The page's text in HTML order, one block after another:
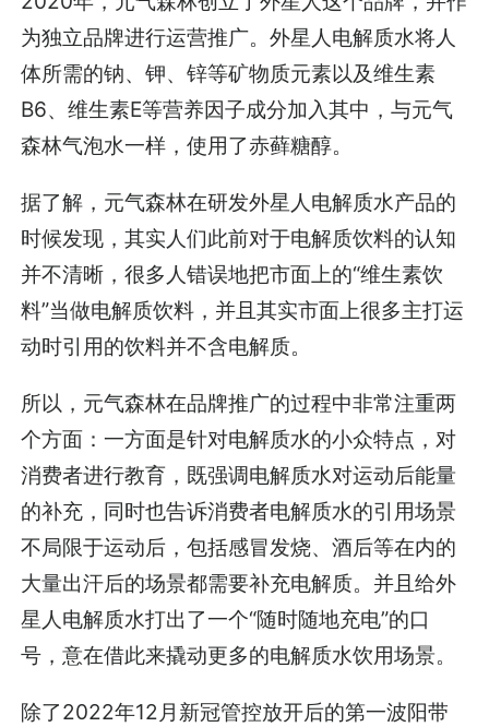
为独立品牌进行运营推广。外星人电解质水将人
体所需的钠、钾、锌等矿物质元素以及维生素
B6、维生素E等营养因子成分加入其中，与元气
森林气泡水一样，使用了赤藓糖醇。
据了解，元气森林在研发外星人电解质水产品的
时候发现，其实人们此前对于电解质饮料的认知
并不清晰，很多人错误地把市面上的“维生素饮
料”当做电解质饮料，并且其实市面上很多主打运
动时引用的饮料并不含电解质。
所以，元气森林在品牌推广的过程中非常注重两
个方面：一方面是针对电解质水的小众特点，对
消费者进行教育，既强调电解质水对运动后能量
的补充，同时也告诉消费者电解质水的引用场景
不局限于运动后，包括感冒发烧、酒后等在内的
大量出汗后的场景都需要补充电解质。并且给外
星人电解质水打出了一个“随时随地充电”的口
号，意在借此来撬动更多的电解质水饮用场景。
除了2022年12月新冠管控放开后的第一波阳带